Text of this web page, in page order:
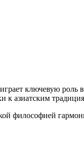
ключевую
к азиатским
философией